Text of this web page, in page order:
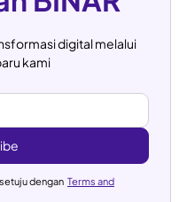
digital melalui
kami
dengan Terms and